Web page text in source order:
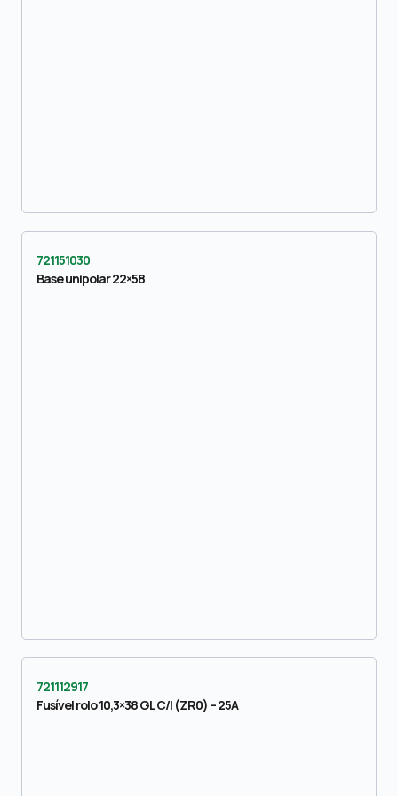
721151030
Base unipolar 22×58
721112917
Fusível rolo 10,3×38 GL C/I (ZR0) – 25A